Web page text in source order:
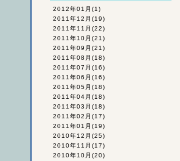
2012年01月 (1)
2011年12月 (19)
2011年11月 (22)
2011年10月 (21)
2011年09月 (21)
2011年08月 (18)
2011年07月 (16)
2011年06月 (16)
2011年05月 (18)
2011年04月 (18)
2011年03月 (18)
2011年02月 (17)
2011年01月 (19)
2010年12月 (25)
2010年11月 (17)
2010年10月 (20)